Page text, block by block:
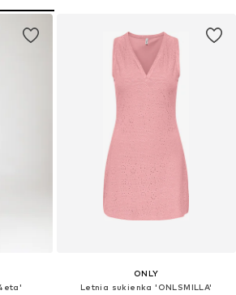
ONLY
Letnia sukienka 'ONLSMILLA'